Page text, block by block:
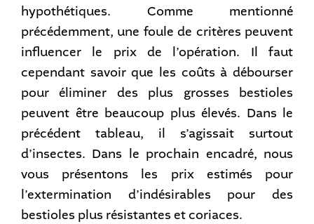
hypothétiques. Comme mentionné
précédemment, une foule de critères peuvent
influencer le prix de l’opération. Il faut
cependant savoir que les coûts à débourser
pour éliminer des plus grosses bestioles
peuvent être beaucoup plus élevés. Dans le
précédent tableau, il s’agissait surtout
d’insectes. Dans le prochain encadré, nous
vous présentons les prix estimés pour
l’extermination d’indésirables pour des
bestioles plus résistantes et coriaces.